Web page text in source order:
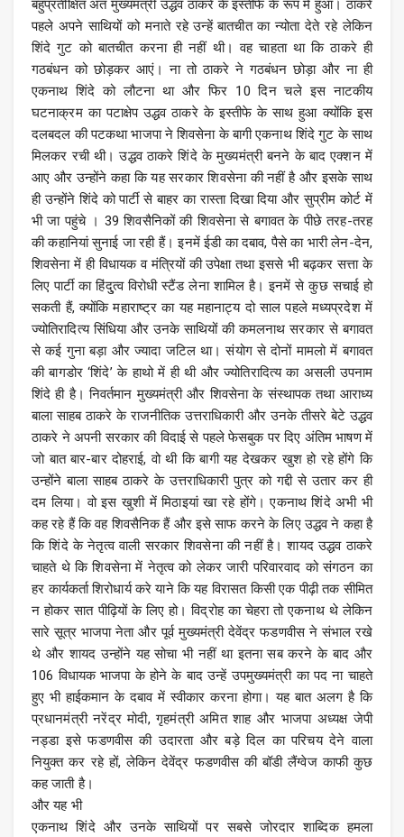
बहुप्रतीक्षित अंत मुख्यमंत्री उद्धव ठाकरे के इस्तीफे के रूप में हुआ। ठाकरे
पहले अपने साथियों को मनाते रहे उन्हें बातचीत का न्योता देते रहे लेकिन
शिंदे गुट को बातचीत करना ही नहीं थी। वह चाहता था कि ठाकरे ही
गठबंधन को छोड़कर आएं। ना तो ठाकरे ने गठबंधन छोड़ा और ना ही
एकनाथ शिंदे को लौटना था और फिर 10 दिन चले इस नाटकीय
घटनाक्रम का पटाक्षेप उद्धव ठाकरे के इस्तीफे के साथ हुआ क्योंकि इस
दलबदल की पटकथा भाजपा ने शिवसेना के बागी एकनाथ शिंदे गुट के साथ
मिलकर रची थी। उद्धव ठाकरे शिंदे के मुख्यमंत्री बनने के बाद एक्शन में
आए और उन्होंने कहा कि यह सरकार शिवसेना की नहीं है और इसके साथ
ही उन्होंने शिंदे को पार्टी से बाहर का रास्ता दिखा दिया और सुप्रीम कोर्ट में
भी जा पहुंचे । 39 शिवसैनिकों की शिवसेना से बगावत के पीछे तरह-तरह
की कहानियां सुनाई जा रही हैं। इनमें ईडी का दबाव, पैसे का भारी लेन-देन,
शिवसेना में ही विधायक व मंत्रियों की उपेक्षा तथा इससे भी बढ़कर सत्ता के
लिए पार्टी का हिंदु्त्व विरोधी स्टैंड लेना शामिल है। इनमें से कुछ सचाई हो
सकती हैं, क्योंकि महाराष्ट्र का यह महानाट्य दो साल पहले मध्यप्रदेश में
ज्योतिरादित्य सिंधिया और उनके साथियों की कमलनाथ सरकार से बगावत
से कई गुना बड़ा और ज्यादा जटिल था। संयोग से दोनों मामलो में बगावत
की बागडोर ‘शिंदे’ के हाथो में ही थी और ज्योतिरादित्य का असली उपनाम
शिंदे ही है। निवर्तमान मुख्यमंत्री और शिवसेना के संस्थापक तथा आराध्य
बाला साहब ठाकरे के राजनीतिक उत्तराधिकारी और उनके तीसरे बेटे उद्धव
ठाकरे ने अपनी सरकार की विदाई से पहले फेसबुक पर दिए अंतिम भाषण में
जो बात बार-बार दोहराई, वो थी कि बागी यह देखकर खुश हो रहे होंगे कि
उन्होंने बाला साहब ठाकरे के उत्तराधिकारी पुत्र को गद्दी से उतार कर ही
दम लिया। वो इस खुशी में मिठाइयां खा रहे होंगे। एकनाथ शिंदे अभी भी
कह रहे हैं कि वह शिवसैनिक हैं और इसे साफ करने के लिए उद्धव ने कहा है
कि शिंदे के नेतृत्व वाली सरकार शिवसेना की नहीं है। शायद उद्धव ठाकरे
चाहते थे कि शिवसेना में नेतृत्व को लेकर जारी परिवारवाद को संगठन का
हर कार्यकर्ता शिरोधार्य करे याने कि यह विरासत किसी एक पीढ़ी तक सीमित
न होकर सात पीढ़ियों के लिए हो। विद्रोह का चेहरा तो एकनाथ थे लेकिन
सारे सूत्र भाजपा नेता और पूर्व मुख्यमंत्री देवेंद्र फडणवीस ने संभाल रखे
थे और शायद उन्होंने यह सोचा भी नहीं था इतना सब करने के बाद और
106 विधायक भाजपा के होने के बाद उन्हें उपमुख्यमंत्री का पद ना चाहते
हुए भी हाईकमान के दबाव में स्वीकार करना होगा। यह बात अलग है कि
प्रधानमंत्री नरेंद्र मोदी, गृहमंत्री अमित शाह और भाजपा अध्यक्ष जेपी
नड्डा इसे फडणवीस की उदारता और बड़े दिल का परिचय देने वाला
नियुक्त कर रहे हों, लेकिन देवेंद्र फडणवीस की बॉडी लैंग्वेज काफी कुछ
कह जाती है।
और यह भी
एकनाथ शिंदे और उनके साथियों पर सबसे जोरदार शाब्दिक हमला